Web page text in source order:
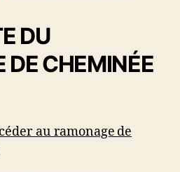
DU
DE CHEMINÉE
au ramonage de